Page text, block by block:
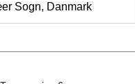
Sogn, Danmark